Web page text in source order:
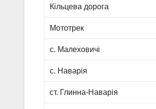
Кільцева дорога
Мототрек
с. Малеховичі
с. Наварія
ст. Глинна-Наварія